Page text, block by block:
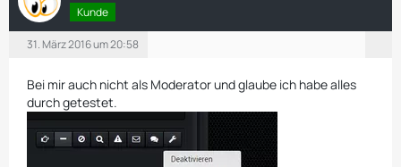
Kunde
31. März 2016 um 20:58
Bei mir auch nicht als Moderator und glaube ich habe alles
durch getestet.